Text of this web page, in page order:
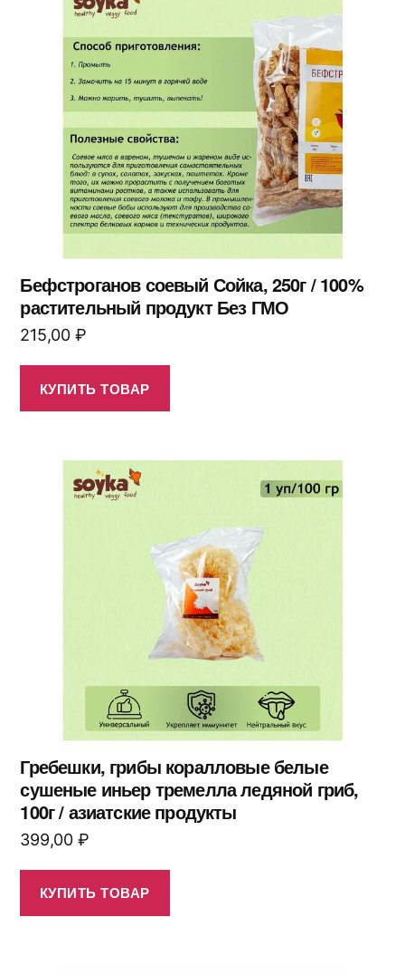
Бефстроганов соевый Сойка, 250г / 100%
растительный продукт Без ГМО
215,00 ₽
КУПИТЬ ТОВАР
Гребешки, грибы коралловые белые
сушеные иньер тремелла ледяной гриб,
100г / азиатские продукты
399,00 ₽
КУПИТЬ ТОВАР